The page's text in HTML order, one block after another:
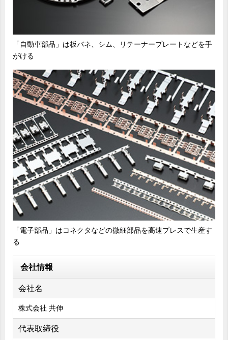
「自動車部品」は板バネ、シム、リテーナープレートなどを手
がける
「電子部品」はコネクタなどの微細部品を高速プレスで生産す
る
会社情報
会社名
株式会社 共伸
代表取締役